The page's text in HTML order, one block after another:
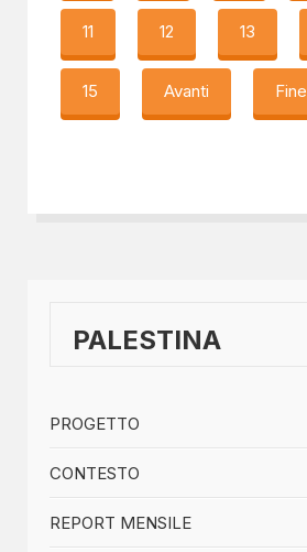
11 12 13
15 Avanti Fine
PALESTINA
PROGETTO
CONTESTO
REPORT MENSILE